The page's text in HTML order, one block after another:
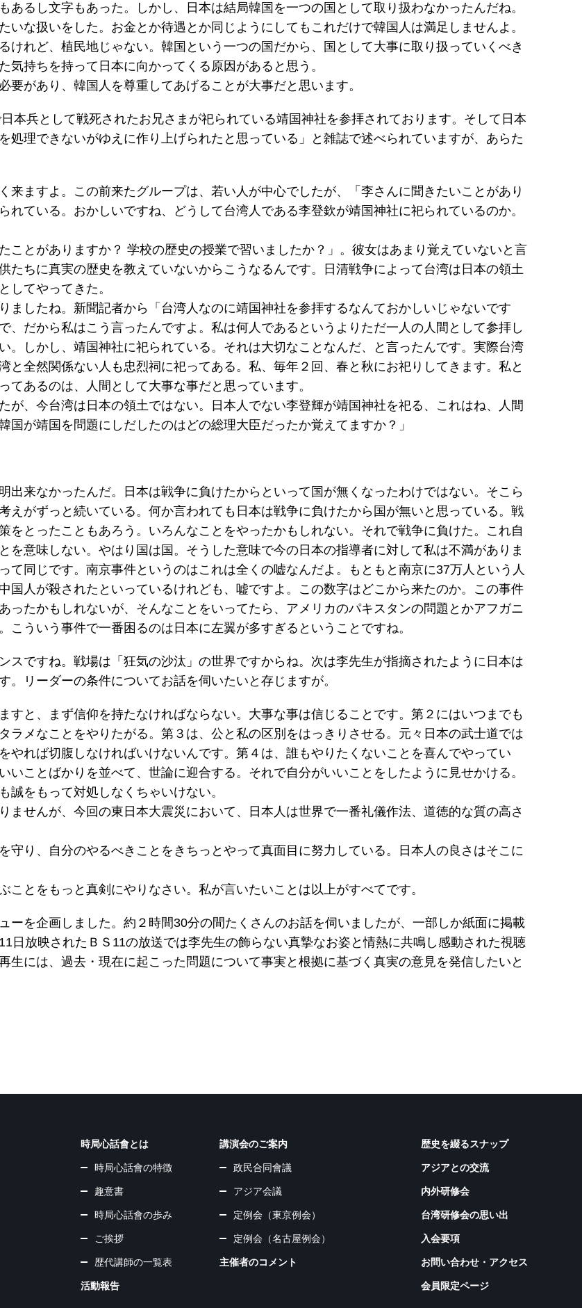
るし文字もあった。しかし、日本は結局韓国を一つの国として取り扱わなかったんだね。
な扱いをした。お金とか待遇とか同じようにしてもこれだけで韓国人は満足しませんよ。
けれど、植民地じゃない。韓国という一つの国だから、国として大事に取り扱っていくべき
持ちを持って日本に向かってくる原因があると思う。
があり、韓国人を尊重してあげることが大事だと思います。
本兵として戦死されたお兄さまが祀られている靖国神社を参拝されております。そして日本
処理できないがゆえに作り上げられたと思っている」と雑誌で述べられていますが、あらた
来ますよ。この前来たグループは、若い人が中心でしたが、「李さんに聞きたいことがあり
ている。おかしいですね、どうして台湾人である李登欽が靖国神社に祀られているのか。
ことがありますか？ 学校の歴史の授業で習いましたか？」。彼女はあまり覚えていないと言
たちに真実の歴史を教えていないからこうなるんです。日清戦争によって台湾は日本の領土
してやってきた。
ましたね。新聞記者から「台湾人なのに靖国神社を参拝するなんておかしいじゃないです
、だから私はこう言ったんですよ。私は何人であるというよりただ一人の人間として参拝し
。しかし、靖国神社に祀られている。それは大切なことなんだ、と言ったんです。実際台湾
と全然関係ない人も忠烈祠に祀ってある。私、毎年２回、春と秋にお祀りしてきます。私と
あるのは、人間として大事な事だと思っています。
が、今台湾は日本の領土ではない。日本人でない李登輝が靖国神社を祀る、これはね、人間
が靖国を問題にしだしたのはどの総理大臣だったか覚えてますか？」
出来なかったんだ。日本は戦争に負けたからといって国が無くなったわけではない。そこら
えがずっと続いている。何か言われても日本は戦争に負けたから国が無いと思っている。戦
をとったこともあろう。いろんなことをやったかもしれない。それで戦争に負けた。これ自
を意味しない。やはり国は国。そうした意味で今の日本の指導者に対して私は不満がありま
て同じです。南京事件というのはこれは全くの嘘なんだよ。もともと南京に37万人という人
国人が殺されたといっているけれども、嘘ですよ。この数字はどこから来たのか。この事件
ったかもしれないが、そんなことをいってたら、アメリカのパキスタンの問題とかアフガニ
ういう事件で一番困るのは日本に左翼が多すぎるということですね。
スですね。戦場は「狂気の沙汰」の世界ですからね。次は李先生が指摘されたように日本は
リーダーの条件についてお話を伺いたいと存じますが。
すと、まず信仰を持たなければならない。大事な事は信じることです。第２にはいつまでも
ラメなことをやりたがる。第３は、公と私の区別をはっきりさせる。元々日本の武士道では
やれば切腹しなければいけないんです。第４は、誰もやりたくないことを喜んでやってい
いことばかりを並べて、世論に迎合する。それで自分がいいことをしたように見せかける。
をもって対処しなくちゃいけない。
ませんが、今回の東日本大震災において、日本人は世界で一番礼儀作法、道徳的な質の高さ
守り、自分のやるべきことをきちっとやって真面目に努力している。日本人の良さはそこに
とをもっと真剣にやりなさい。私が言いたいことは以上がすべてです。
ーを企画しました。約２時間30分の間たくさんのお話を伺いましたが、一部しか紙面に掲載
日放映されたＢＳ11の放送では李先生の飾らない真摯なお姿と情熱に共鳴し感動された視聴
生には、過去・現在に起こった問題について事実と根拠に基づく真実の意見を発信したいと
時局心話會とは
時局心話會の特徴
趣意書
時局心話會の歩み
ご挨拶
歴代講師の一覧表
活動報告
講演会のご案内
政民合同會議
アジア会議
定例会（東京例会）
定例会（名古屋例会）
主催者のコメント
歴史を綴るスナップ
アジアとの交流
内外研修会
台湾研修会の思い出
入会要項
お問い合わせ・アクセス
会員限定ページ